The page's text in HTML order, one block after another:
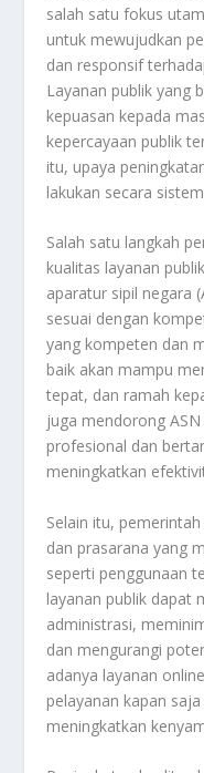
salah satu fokus
untuk mewujudkan
dan responsif
Layanan publik yang
kepuasan kepada
kepercayaan publik
itu, upaya
lakukan secara
Salah satu langkah
kualitas layanan
aparatur sipil negara
sesuai dengan
yang kompeten dan
baik akan mampu
tepat, dan ramah
juga mendorong
profesional dan
meningkatkan
Selain itu,
dan prasarana yang
seperti penggunaan
layanan publik dapat
administrasi,
dan mengurangi
adanya layanan
pelayanan kapan
meningkatkan